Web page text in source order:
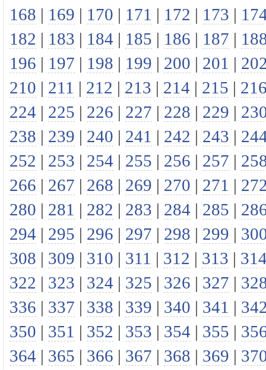
168 | 169 | 170 | 171 | 172 | 173 |
182 | 183 | 184 | 185 | 186 | 187 |
196 | 197 | 198 | 199 | 200 | 201 |
210 | 211 | 212 | 213 | 214 | 215 |
224 | 225 | 226 | 227 | 228 | 229 |
238 | 239 | 240 | 241 | 242 | 243 |
252 | 253 | 254 | 255 | 256 | 257 |
266 | 267 | 268 | 269 | 270 | 271 |
280 | 281 | 282 | 283 | 284 | 285 |
294 | 295 | 296 | 297 | 298 | 299 |
308 | 309 | 310 | 311 | 312 | 313 |
322 | 323 | 324 | 325 | 326 | 327 |
336 | 337 | 338 | 339 | 340 | 341 |
350 | 351 | 352 | 353 | 354 | 355 |
364 | 365 | 366 | 367 | 368 | 369 |